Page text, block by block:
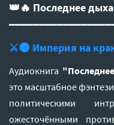
👑🔥 Последнее
⚔️🌑 Империя на
Аудиокнига
это масштабное
политическими
ожесточёнными